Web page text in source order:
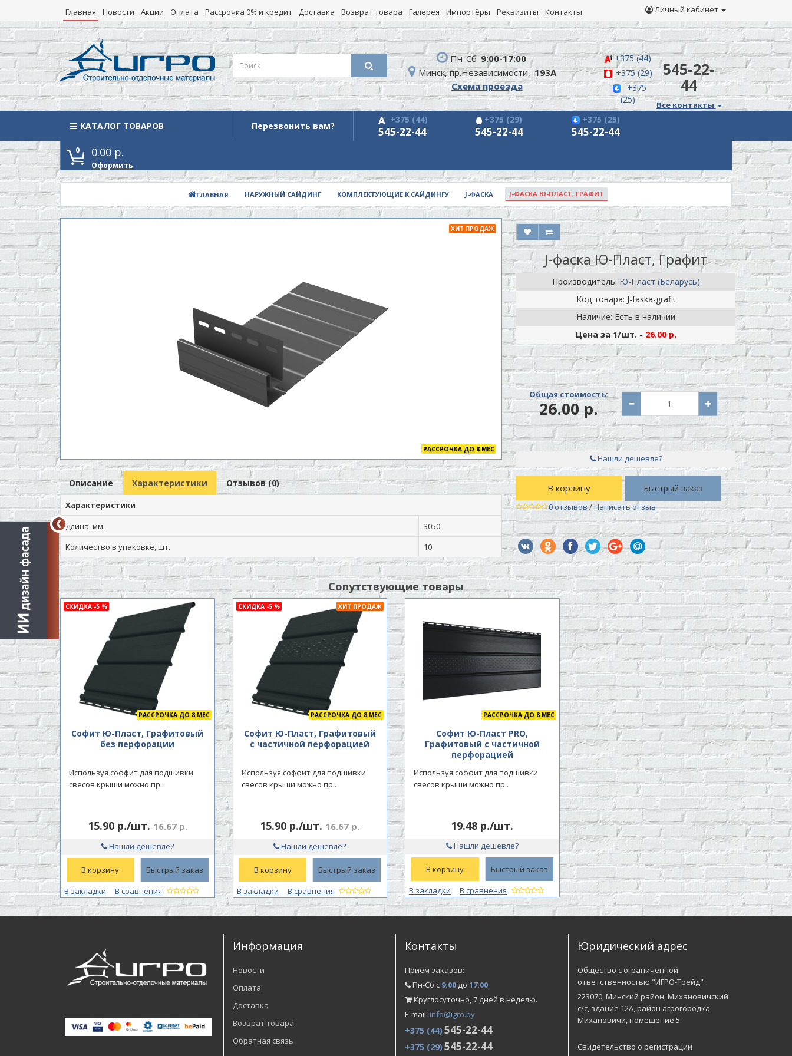
Главная Новости Акции Оплата Рассрочка 0% и кредит Доставка Возврат товара Галерея Импортёры Реквизиты Контакты Личный кабинет
Пн-Сб 9:00-17:00
Минск, пр.Независимости, 193А
Схема проезда
+375 (44)
+375 (29)
+375
(25)
545-22-
44
Все контакты
КАТАЛОГ ТОВАРОВ
Каталог товаров Перезвонить вам?
+375 (44)
545-22-44
+375 (29)
545-22-44
+375 (25)
545-22-44
0 0.00 р.
Оформить
ГЛАВНАЯ НАРУЖНЫЙ САЙДИНГ КОМПЛЕКТУЮЩИЕ К САЙДИНГУ J-ФАСКА J-ФАСКА Ю-ПЛАСТ, ГРАФИТ
ХИТ ПРОДАЖ
РАССРОЧКА ДО 8 МЕС
Описание Характеристики Отзывов (0)
Характеристики
Длина, мм.
3050
Количество в упаковке, шт.
10
J-фаска Ю-Пласт, Графит
Производитель: Ю-Пласт (Беларусь)
Код товара: J-faska-grafit
Наличие: Есть в наличии
Цена за 1/шт. - 26.00 р.
Общая стоимость:
26.00 р.
Нашли дешевле?
В корзину Быстрый заказ
0 отзывов/Написать отзыв
Сопутствующие товары
СКИДКА -5 %
РАССРОЧКА ДО 8 МЕС
Софит Ю-Пласт, Графитовый
без перфорации
Используя соффит для подшивки
свесов крыши можно пр..
15.90 р./шт. 16.67 р.
Нашли дешевле?
В корзину
Быстрый заказ
В закладки
В сравнения
СКИДКА -5 % ХИТ ПРОДАЖ
РАССРОЧКА ДО 8 МЕС
Софит Ю-Пласт, Графитовый
с частичной перфорацией
Используя соффит для подшивки
свесов крыши можно пр..
15.90 р./шт. 16.67 р.
Нашли дешевле?
В корзину
Быстрый заказ
В закладки
В сравнения
РАССРОЧКА ДО 8 МЕС
Софит Ю-Пласт PRO,
Графитовый с частичной
перфорацией
Используя соффит для подшивки
свесов крыши можно пр..
19.48 р./шт.
Нашли дешевле?
В корзину
Быстрый заказ
В закладки
В сравнения
Информация
Новости
Оплата
Доставка
Возврат товара
Обратная связь
Контакты
Прием заказов:
Пн-Сб с 9:00 до 17:00.
Круглосуточно, 7 дней в неделю.
E-mail: info@igro.by
+375 (44) 545-22-44
+375 (29) 545-22-44
Юридический адрес
Общество с ограниченной
ответственностью "ИГРО-Трейд"
223070, Минский район, Михановичский
с/с, здание 12А, район агрогородка
Михановичи, помещение 5
Свидетельство о регистрации